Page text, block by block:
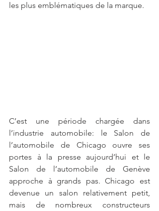
les plus emblématiques de la marque.
C’est une période chargée dans
l’industrie automobile: le Salon de
l’automobile de Chicago ouvre ses
portes à la presse aujourd’hui et le
Salon de l’automobile de Genève
approche à grands pas. Chicago est
devenue un salon relativement petit,
mais de nombreux constructeurs